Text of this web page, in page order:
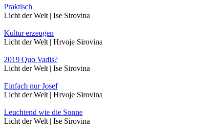
Praktisch
Licht der Welt | Ise Sirovina
Kultur erzeugen
Licht der Welt | Hrvoje Sirovina
2019 Quo Vadis?
Licht der Welt | Ise Sirovina
Einfach nur Josef
Licht der Welt | Hrvoje Sirovina
Leuchtend wie die Sonne
Licht der Welt | Ise Sirovina